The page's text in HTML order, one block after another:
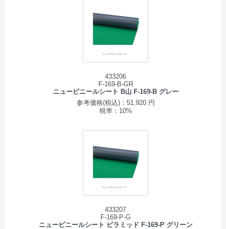
433206
F-169-B-GR
ニュービニールシート B山 F-169-B グレー
参考価格(税込)：51,920 円
税率：10%
433207
F-169-P-G
ニュービニールシート ピラミッド F-169-P グリーン